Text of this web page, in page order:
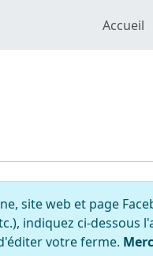
Accueil
site web et page
indiquez ci-dessous
votre ferme.